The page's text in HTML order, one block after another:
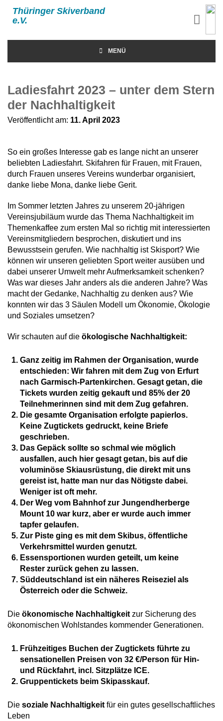
Thüringer Skiverband
e.V.
MENÜ
Ladiesfahrt 2023 – unter dem Stern
der Nachhaltigkeit
Veröffentlicht am: 11. April 2023
So ein großes Interesse gab es lange nicht an unserer
beliebten Ladiesfahrt. Skifahren für Frauen, mit Frauen,
durch Frauen unseres Vereins wunderbar organisiert,
danke liebe Mona, danke liebe Gerit.
Im Sommer letzten Jahres zu unserem 20-jährigen
Vereinsjubiläum wurde das Thema Nachhaltigkeit im
Themenkaffee zum ersten Mal so richtig mit interessierten
Vereinsmitgliedern besprochen, diskutiert und ins
Bewusstsein gerufen. Wie nachhaltig ist Skisport? Wie
können wir unseren geliebten Sport weiter ausüben und
dabei unserer Umwelt mehr Aufmerksamkeit schenken?
Was war dieses Jahr anders als die anderen Jahre? Was
macht der Gedanke, Nachhaltig zu denken aus? Wie
konnten wir das 3 Säulen Modell um Ökonomie, Ökologie
und Soziales umsetzen?
Wir schauten auf die ökologische Nachhaltigkeit:
Ganz zeitig im Rahmen der Organisation, wurde
entschieden: Wir fahren mit dem Zug von Erfurt
nach Garmisch-Partenkirchen. Gesagt getan, die
Tickets wurden zeitig gekauft und 85% der 20
Teilnehmerinnen sind mit dem Zug gefahren.
Die gesamte Organisation erfolgte papierlos.
Keine Zugtickets gedruckt, keine Briefe
geschrieben.
Das Gepäck sollte so schmal wie möglich
ausfallen, auch hier gesagt getan, bis auf die
voluminöse Skiausrüstung, die direkt mit uns
gereist ist, hatte man nur das Nötigste dabei.
Weniger ist oft mehr.
Der Weg vom Bahnhof zur Jungendherberge
Mount 10 war kurz, aber er wurde auch immer
tapfer gelaufen.
Zur Piste ging es mit dem Skibus, öffentliche
Verkehrsmittel wurden genutzt.
Essensportionen wurden geteilt, um keine
Rester zurück gehen zu lassen.
Süddeutschland ist ein näheres Reiseziel als
Österreich oder die Schweiz.
Die ökonomische Nachhaltigkeit zur Sicherung des
ökonomischen Wohlstandes kommender Generationen.
Frühzeitiges Buchen der Zugtickets führte zu
sensationellen Preisen von 32 €/Person für Hin-
und Rückfahrt, incl. Sitzplätze ICE.
Gruppentickets beim Skipasskauf.
Die soziale Nachhaltigkeit für ein gutes gesellschaftliches
Leben